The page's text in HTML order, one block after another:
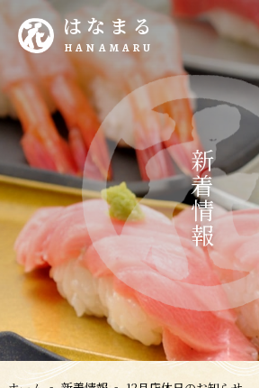
はなまる
HANAMARU
新着情報